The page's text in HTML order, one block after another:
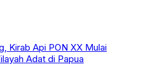
Kirab Api PON XX Mulai
Adat di Papua